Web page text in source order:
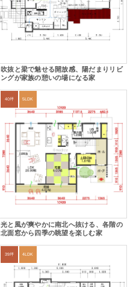
吹抜と梁で魅せる開放感、陽だまりリビ
ングが家族の憩いの場になる家
40坪 5LDK
光と風が爽やかに南北へ抜ける、各階の
北面窓から四季の眺望を楽しむ家
39坪 4LDK